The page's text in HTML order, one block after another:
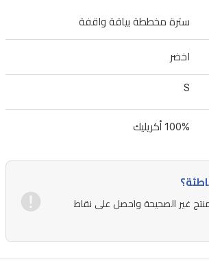
سترة مخططة بياقة واقفة
اخضر
S
100% أكريليك
غير الصحيحة واحصل على نقاط